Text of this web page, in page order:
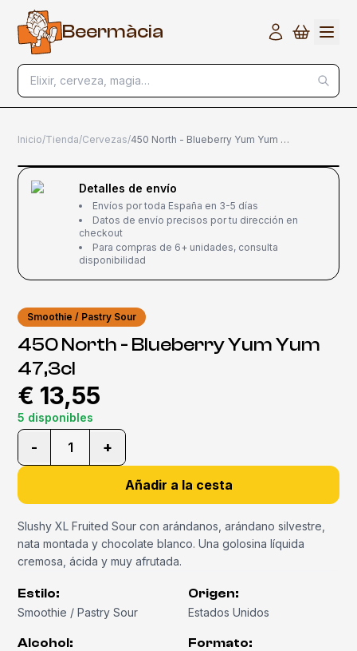
Beermàcia
Elixir, cerveza, magia…
Inicio/Tienda/Cervezas/ 450 North - Blueberry Yum Yum 47,3cl
Detalles de envío
Envíos por toda España en 3-5 días
Datos de envío precisos por tu dirección en
checkout
Para compras de 6+ unidades, consulta
disponibilidad
Smoothie / Pastry Sour
450 North - Blueberry Yum Yum
47,3cl
€ 13,55
5 disponibles
- 1 +
Añadir a la cesta
Slushy XL Fruited Sour con arándanos, arándano silvestre,
nata montada y chocolate blanco. Una golosina líquida
cremosa, ácida y muy afrutada.
Estilo:
Smoothie / Pastry Sour
Origen:
Estados Unidos
Alcohol: Formato: